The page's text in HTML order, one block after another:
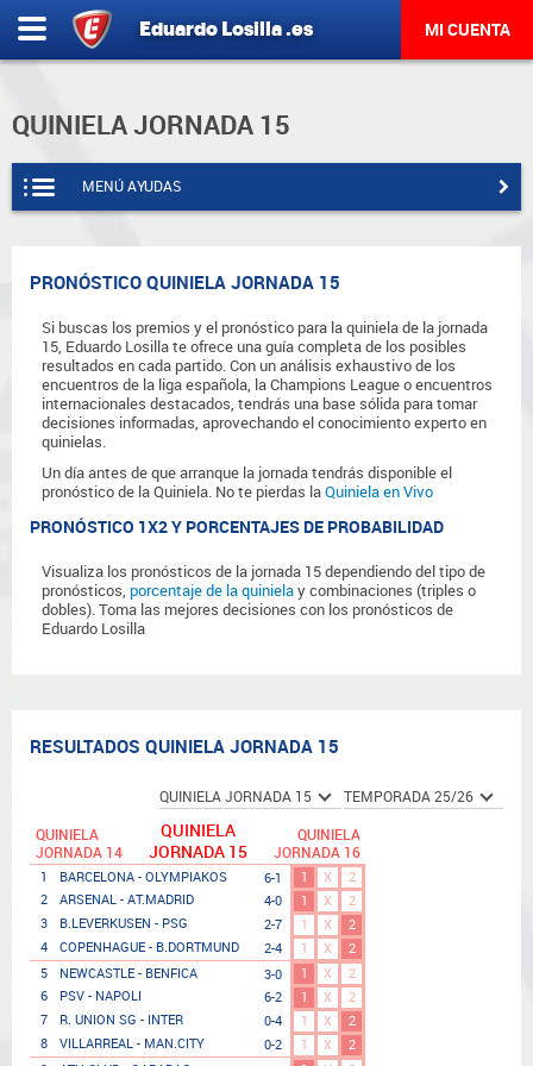
Eduardo Losilla.es MI CUENTA
QUINIELA JORNADA 15
MENÚ AYUDAS
PRONÓSTICO QUINIELA JORNADA 15
Si buscas los premios y el pronóstico para la quiniela de la jornada
15, Eduardo Losilla te ofrece una guía completa de los posibles
resultados en cada partido. Con un análisis exhaustivo de los
encuentros de la liga española, la Champions League o encuentros
internacionales destacados, tendrás una base sólida para tomar
decisiones informadas, aprovechando el conocimiento experto en
quinielas.
Un día antes de que arranque la jornada tendrás disponible el
pronóstico de la Quiniela. No te pierdas la Quiniela en Vivo
PRONÓSTICO 1X2 Y PORCENTAJES DE PROBABILIDAD
Visualiza los pronósticos de la jornada 15 dependiendo del tipo de
pronósticos, porcentaje de la quiniela y combinaciones (triples o
dobles). Toma las mejores decisiones con los pronósticos de
Eduardo Losilla
RESULTADOS QUINIELA JORNADA 15
QUINIELA
JORNADA 14
QUINIELA
JORNADA 15
QUINIELA
JORNADA 16
1 BARCELONA - OLYMPIAKOS 6-1 1 X
2
2
ARSENAL - AT.MADRID 4-0 1 X
2
3
B.LEVERKUSEN - PSG 2-7 1 X
2
4
COPENHAGUE - B.DORTMUND 2-4 1 X
2
5
NEWCASTLE - BENFICA 3-0 1 X
2
6
PSV - NAPOLI 6-2 1 X
2
7
R. UNION SG - INTER 0-4 1 X
2
8
VILLARREAL - MAN.CITY 0-2 1 X
2